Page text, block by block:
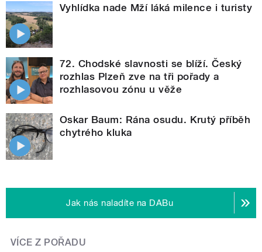
Vyhlídka nade Mží láká milence i turisty
72. Chodské slavnosti se blíží. Český
rozhlas Plzeň zve na tři pořady a
rozhlasovou zónu u věže
Oskar Baum: Rána osudu. Krutý příběh
chytrého kluka
Jak nás naladíte na DABu
VÍCE Z POŘADU